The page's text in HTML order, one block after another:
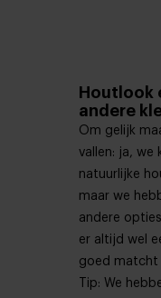
Houtlook
andere
Om gelijk
vallen: ja, we
natuurlijke
maar we
andere
er altijd wel
goed matcht
Tip: We